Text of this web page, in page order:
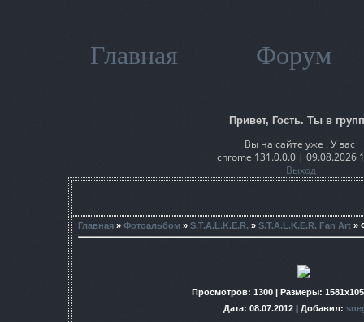
Главная Форум
Привет, Гость. Ты в
Вы на сайте уже . У вас
chrome 131.0.0.0 | 09.08.2026
Выход
Главная » Фотоальбом » S.T.A.L.K.E.R. » S.T.A.L.K.E.R. Fan Art »
Просмотров: 1300 | Размеры:
Дата: 08.07.2012 | Добавил: